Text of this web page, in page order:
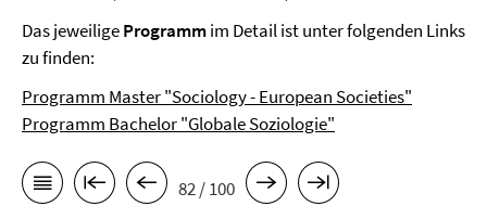
Das jeweiligeProgrammim Detail ist unter folgenden Links
zu finden:
Programm Master "Sociology - European Societies"
Programm Bachelor "Globale Soziologie"
82 / 100